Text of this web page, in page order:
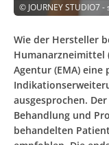
© JOURNEY STUDIO7
Wie der Hersteller
Humanarzneimittel
Agentur (EMA)
ausgesprochen.
Behandlung und
behandelten